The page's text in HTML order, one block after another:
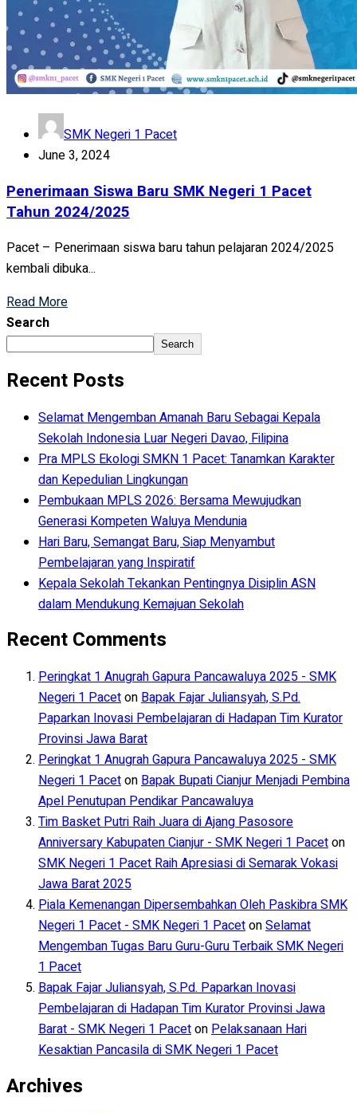
SMK Negeri 1 Pacet
June 3, 2024
Penerimaan Siswa Baru SMK Negeri 1 Pacet
Tahun 2024/2025
Pacet – Penerimaan siswa baru tahun pelajaran 2024/2025
kembali dibuka...
Read More
Search
Search
Recent Posts
Selamat Mengemban Amanah Baru Sebagai Kepala
Sekolah Indonesia Luar Negeri Davao, Filipina
Pra MPLS Ekologi SMKN 1 Pacet: Tanamkan Karakter
dan Kepedulian Lingkungan
Pembukaan MPLS 2026: Bersama Mewujudkan
Generasi Kompeten Waluya Mendunia
Hari Baru, Semangat Baru, Siap Menyambut
Pembelajaran yang Inspiratif
Kepala Sekolah Tekankan Pentingnya Disiplin ASN
dalam Mendukung Kemajuan Sekolah
Recent Comments
Peringkat 1 Anugrah Gapura Pancawaluya 2025 - SMK
Negeri 1 PacetonBapak Fajar Juliansyah, S.Pd.
Paparkan Inovasi Pembelajaran di Hadapan Tim Kurator
Provinsi Jawa Barat
Peringkat 1 Anugrah Gapura Pancawaluya 2025 - SMK
Negeri 1 PacetonBapak Bupati Cianjur Menjadi Pembina
Apel Penutupan Pendikar Pancawaluya
Tim Basket Putri Raih Juara di Ajang Pasosore
Anniversary Kabupaten Cianjur - SMK Negeri 1 Paceton
SMK Negeri 1 Pacet Raih Apresiasi di Semarak Vokasi
Jawa Barat 2025
Piala Kemenangan Dipersembahkan Oleh Paskibra SMK
Negeri 1 Pacet - SMK Negeri 1 PacetonSelamat
Mengemban Tugas Baru Guru-Guru Terbaik SMK Negeri
1 Pacet
Bapak Fajar Juliansyah, S.Pd. Paparkan Inovasi
Pembelajaran di Hadapan Tim Kurator Provinsi Jawa
Barat - SMK Negeri 1 PacetonPelaksanaan Hari
Kesaktian Pancasila di SMK Negeri 1 Pacet
Archives